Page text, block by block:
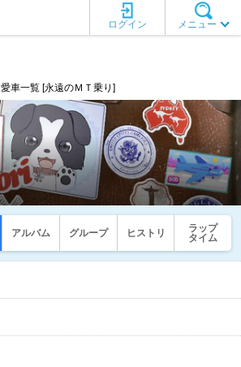
メニュー
ログイン
愛車一覧 [永遠のＭＴ乗り]
アルバム グループ ヒストリ
ラップ
タイム